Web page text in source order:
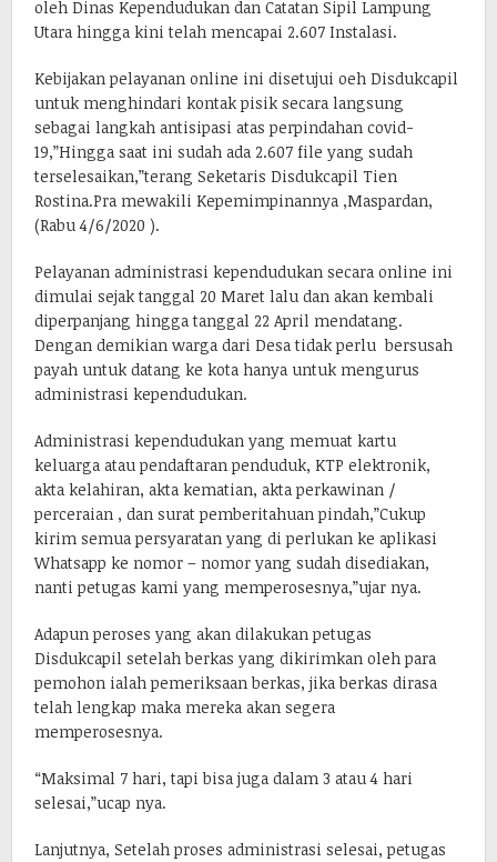
oleh Dinas Kependudukan dan Catatan Sipil Lampung
Utara hingga kini telah mencapai 2.607 Instalasi.
Kebijakan pelayanan online ini disetujui oeh Disdukcapil
untuk menghindari kontak pisik secara langsung
sebagai langkah antisipasi atas perpindahan covid-
19,”Hingga saat ini sudah ada 2.607 file yang sudah
terselesaikan,”terang Seketaris Disdukcapil Tien
Rostina.Pra mewakili Kepemimpinannya ,Maspardan,
(Rabu 4/6/2020 ).
Pelayanan administrasi kependudukan secara online ini
dimulai sejak tanggal 20 Maret lalu dan akan kembali
diperpanjang hingga tanggal 22 April mendatang.
Dengan demikian warga dari Desa tidak perlu bersusah
payah untuk datang ke kota hanya untuk mengurus
administrasi kependudukan.
Administrasi kependudukan yang memuat kartu
keluarga atau pendaftaran penduduk, KTP elektronik,
akta kelahiran, akta kematian, akta perkawinan /
perceraian , dan surat pemberitahuan pindah,”Cukup
kirim semua persyaratan yang di perlukan ke aplikasi
Whatsapp ke nomor – nomor yang sudah disediakan,
nanti petugas kami yang memperosesnya,”ujar nya.
Adapun peroses yang akan dilakukan petugas
Disdukcapil setelah berkas yang dikirimkan oleh para
pemohon ialah pemeriksaan berkas, jika berkas dirasa
telah lengkap maka mereka akan segera
memperosesnya.
“Maksimal 7 hari, tapi bisa juga dalam 3 atau 4 hari
selesai,”ucap nya.
Lanjutnya, Setelah proses administrasi selesai, petugas